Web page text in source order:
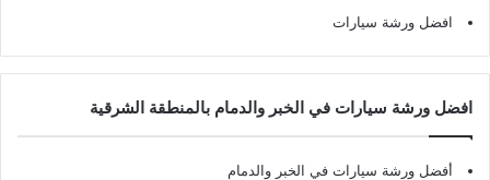
افضل ورشة سيارات
افضل ورشة سيارات في الخبر والدمام بالمنطقة الشرقية
أفضل ورشة سيارات في الخبر والدمام